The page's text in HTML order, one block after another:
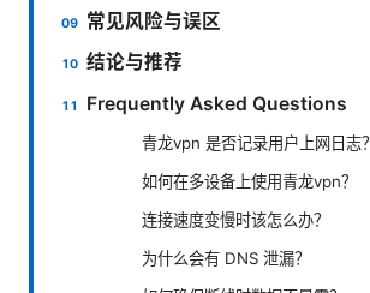
常见风险与误区
结论与推荐
Frequently Asked Questions
青龙vpn 是否记录用户上网日志？
如何在多设备上使用青龙vpn？
连接速度变慢时该怎么办？
为什么会有 DNS 泄漏？